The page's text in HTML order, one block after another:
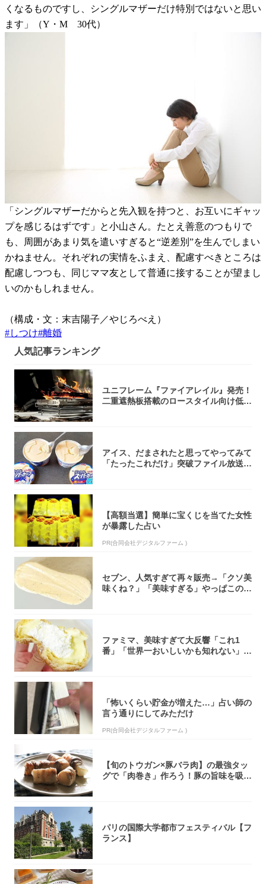
くなるものですし、シングルマザーだけ特別ではないと思い
ます」（Y・M 30代）
「シングルマザーだからと先入観を持つと、お互いにギャッ
プを感じるはずです」と小山さん。たとえ善意のつもりで
も、周囲があまり気を遣いすぎると“逆差別”を生んでしまい
かねません。それぞれの実情をふまえ、配慮すべきところは
配慮しつつも、同じママ友として普通に接することが望まし
いのかもしれません。
（構成・文：末吉陽子／やじろべえ）
#しつけ#離婚
人気記事ランキング
ユニフレーム『ファイアレイル』発売！
二重遮熱板搭載のロースタイル向け低型
アイス、だまされたと思ってやってみて
「たったこれだけ」突破ファイル放送で
【高額当選】簡単に宝くじを当てた女性
が暴露した占い
PR(合同会社デジタルファーム )
セブン、人気すぎて再々販売→「クソ美
味くね？」「美味すぎる」やっぱこのク
ファミマ、美味すぎて大反響「これ1
番」「世界一おいしいかも知れない」
「怖いくらい貯金が増えた…」占い師の
言う通りにしてみただけ
PR(合同会社デジタルファーム )
【旬のトウガン×豚バラ肉】の最強タッ
グで「肉巻き」作ろう！豚の旨味を吸い
パリの国際大学都市フェスティバル【フ
ランス】